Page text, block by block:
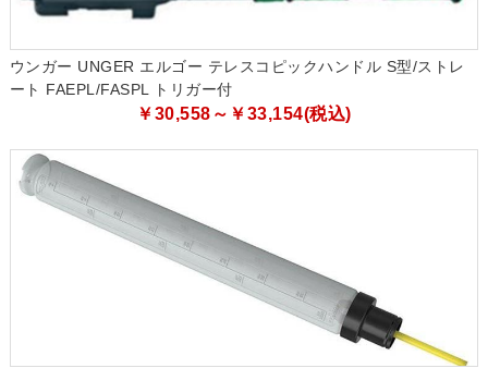
ウンガー UNGER エルゴー テレスコピックハンドル S型/ストレ
ート FAEPL/FASPL トリガー付
￥30,558～￥33,154(税込)